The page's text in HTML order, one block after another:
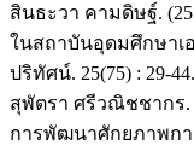
สินธะวา คามดิษฐ์.
ในสถาบันอุดมศึกษาเ
ปริทัศน์. 25(75) : 29-44.
สุพัตรา ศรีวณิชชากร.
การพัฒนาศักยภาพกา